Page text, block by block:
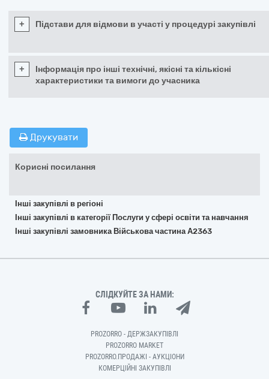
+ Підстави для відмови в участі у процедурі закупівлі
+
Інформація про інші технічні, якісні та кількісні
характеристики та вимоги до учасника
Друкувати
Корисні посилання
Інші закупівлі в регіоні
Інші закупівлі в категорії Послуги у сфері освіти та навчання
Інші закупівлі замовника Військова частина А2363
СЛІДКУЙТЕ ЗА НАМИ:
PROZORRO - ДЕРЖЗАКУПІВЛІ
PROZORRO MARKET
PROZORRO.ПРОДАЖІ - АУКЦІОНИ
КОМЕРЦІЙНІ ЗАКУПІВЛІ